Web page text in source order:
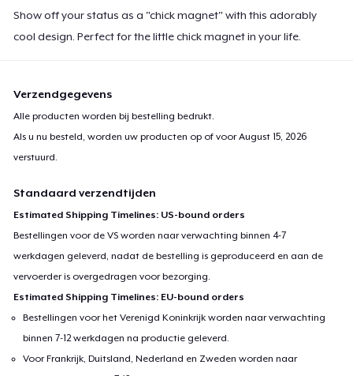
Show off your status as a "chick magnet" with this adorably
cool design. Perfect for the little chick magnet in your life.
Verzendgegevens
Alle producten worden bij bestelling bedrukt.
Als u nu besteld, worden uw producten op of voorAugust 15, 2026
verstuurd.
Standaard verzendtijden
Estimated Shipping Timelines: US-bound orders
Bestellingen voor de VS worden naar verwachting binnen 4-7
werkdagen geleverd, nadat de bestelling is geproduceerd en aan de
vervoerder is overgedragen voor bezorging.
Estimated Shipping Timelines: EU-bound orders
Bestellingen voor het Verenigd Koninkrijk worden naar verwachting
binnen 7-12 werkdagen na productie geleverd.
Voor Frankrijk, Duitsland, Nederland en Zweden worden naar